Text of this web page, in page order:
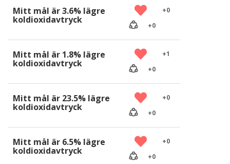
Mitt mål är 3.6% lägre
koldioxidavtryck
+0
+0
Mitt mål är 1.8% lägre
koldioxidavtryck
+1
+0
Mitt mål är 23.5% lägre
koldioxidavtryck
+0
+0
Mitt mål är 6.5% lägre
koldioxidavtryck
+0
+0